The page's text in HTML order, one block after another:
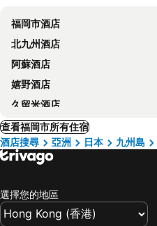
福岡市酒店
北九州酒店
阿蘇酒店
嬉野酒店
久留米酒店
查看福岡市所有住宿
酒店搜尋
亞洲 日本 九州島
選擇您的地區